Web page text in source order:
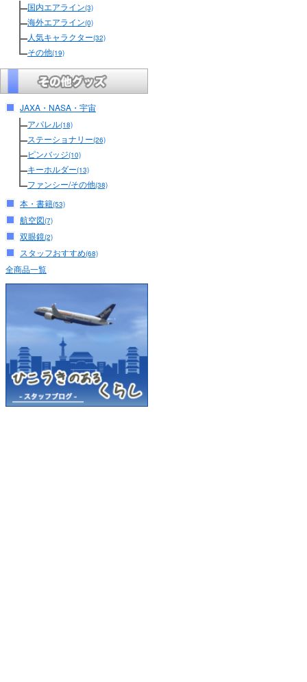
国内エアライン(3)
海外エアライン(0)
人気キャラクター(32)
その他(19)
JAXA・NASA・宇宙
アパレル(18)
ステーショナリー(26)
ピンバッジ(10)
キーホルダー(13)
ファンシー/その他(38)
本・書籍(53)
航空図(7)
双眼鏡(2)
スタッフおすすめ(68)
全商品一覧